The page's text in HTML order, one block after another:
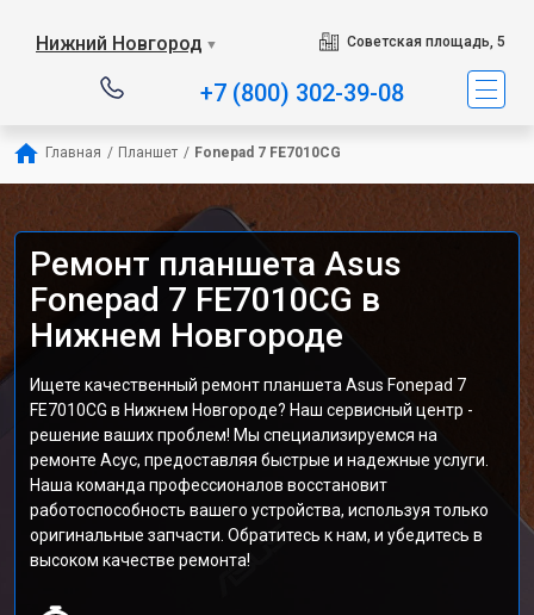
Нижний Новгород ▼ Советская площадь, 5
+7 (800) 302-39-08
Главная / Планшет / Fonepad 7 FE7010CG
Ремонт планшета Asus
Fonepad 7 FE7010CG в
Нижнем Новгороде
Ищете качественный ремонт планшета Asus Fonepad 7
FE7010CG в Нижнем Новгороде? Наш сервисный центр -
решение ваших проблем! Мы специализируемся на
ремонте Асус, предоставляя быстрые и надежные услуги.
Наша команда профессионалов восстановит
работоспособность вашего устройства, используя только
оригинальные запчасти. Обратитесь к нам, и убедитесь в
высоком качестве ремонта!